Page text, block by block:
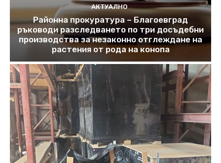
АКТУАЛНО
Районна прокуратура – Благоевград
ръководи разследването по три досъдебни
производства за незаконно отглеждане на
растения от рода на конопа